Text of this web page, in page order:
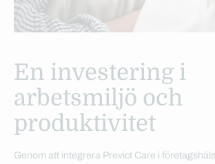
En investering i
arbetsmiljö och
produktivitet
Genom att integrera Previct Care i